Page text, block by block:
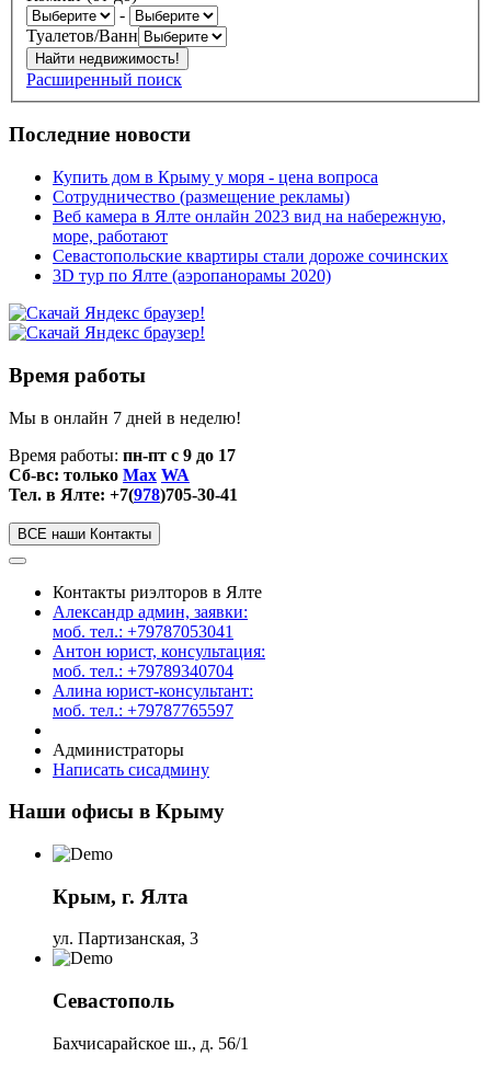
-
Туалетов/Ванн
Расширенный поиск
Последние новости
Купить дом в Крыму у моря - цена вопроса
Сотрудничество (размещение рекламы)
Веб камера в Ялте онлайн 2023 вид на набережную,
море, работают
Севастопольские квартиры стали дороже сочинских
3D тур по Ялте (аэропанорамы 2020)
Время работы
Мы в онлайн 7 дней в неделю!
Время работы: пн-пт с 9 до 17
Сб-вс: только Max WA
Тел. в Ялте: +7(978)705-30-41
ВСЕ наши Контакты
Контакты риэлторов в Ялте
Александр админ, заявки:
моб. тел.: +79787053041
Антон юрист, консультация:
моб. тел.: +79789340704
Алина юрист-консультант:
моб. тел.: +79787765597
Администраторы
Написать сисадмину
Наши офисы в Крыму
Крым, г. Ялта
ул. Партизанская, 3
Севастополь
Бахчисарайское ш., д. 56/1